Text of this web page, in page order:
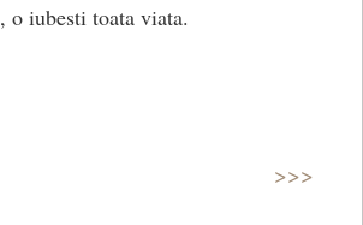
o iubesti toata viata.
>>>